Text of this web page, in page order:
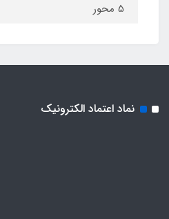
5 محور
نماد اعتماد الکترونیک